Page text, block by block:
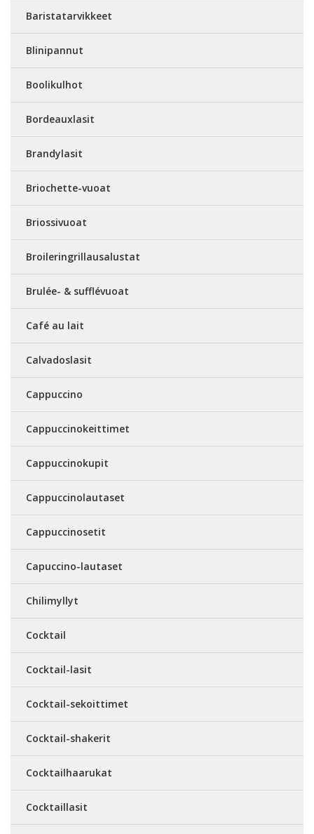
Baristatarvikkeet
Blinipannut
Boolikulhot
Bordeauxlasit
Brandylasit
Briochette-vuoat
Briossivuoat
Broileringrillausalustat
Brulée- & sufflévuoat
Café au lait
Calvadoslasit
Cappuccino
Cappuccinokeittimet
Cappuccinokupit
Cappuccinolautaset
Cappuccinosetit
Capuccino-lautaset
Chilimyllyt
Cocktail
Cocktail-lasit
Cocktail-sekoittimet
Cocktail-shakerit
Cocktailhaarukat
Cocktaillasit